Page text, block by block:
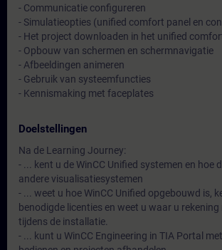
- Communicatie configureren
- Simulatieopties (unified comfort panel en
- Het project downloaden in het unified
- Opbouw van schermen en schermnavigatie
- Afbeeldingen animeren
- Gebruik van systeemfuncties
- Kennismaking met faceplates
Doelstellingen
Na de Learning Journey:
- ... kent u de WinCC Unified systemen en hoe
andere visualisatiesystemen
- ... weet u hoe WinCC Unified opgebouwd is,
benodigde licenties en weet u waar u
tijdens de installatie.
- ... kunt u WinCC Engineering in TIA Portal